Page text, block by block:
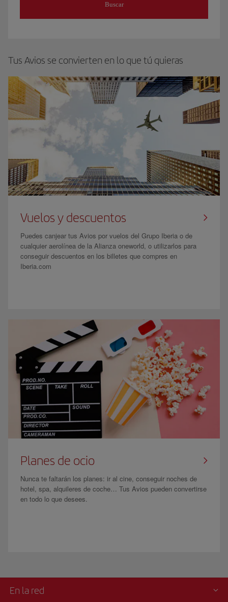
Buscar
Tus Avios se convierten en lo que tú quieras
Vuelos y descuentos
Puedes canjear tus Avios por vuelos del Grupo Iberia o de
cualquier aerolínea de la Alianza oneworld, o utilizarlos para
conseguir descuentos en los billetes que compres en
Iberia.com
Planes de ocio
Nunca te faltarán los planes: ir al cine, conseguir noches de
hotel, spa, alquileres de coche… Tus Avios pueden convertirse
en todo lo que desees.
En la red